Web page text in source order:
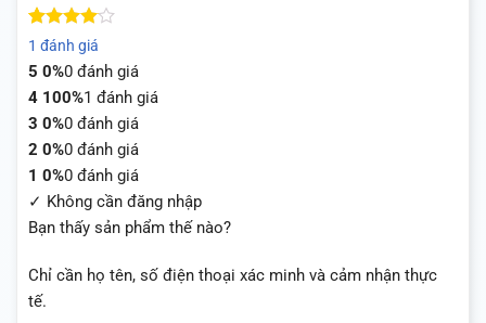
4 trên 5
dựa trên
1
đánh giá
1 đánh giá
5 0%0 đánh giá
4 100%1 đánh giá
3 0%0 đánh giá
2 0%0 đánh giá
1 0%0 đánh giá
✓ Không cần đăng nhập
Bạn thấy sản phẩm thế nào?
Chỉ cần họ tên, số điện thoại xác minh và cảm nhận thực
tế.